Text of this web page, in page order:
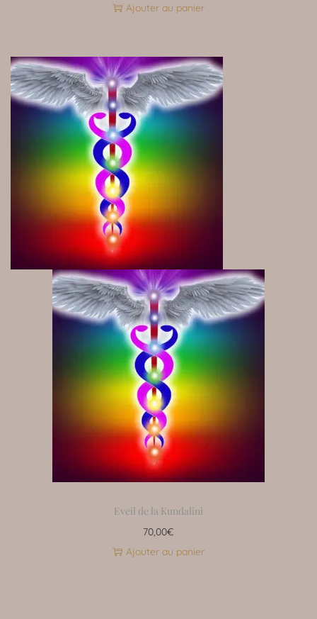
Ajouter au panier
Eveil de la Kundalini
70,00€
Ajouter au panier